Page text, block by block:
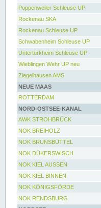
Poppenweiler Schleuse UP
Rockenau SKA
Rockenau Schleuse UP
Schwabenheim Schleuse UP
Untertürkheim Schleuse UP
Wieblingen Wehr UP neu
Ziegelhausen AMS
NEUE MAAS
ROTTERDAM
NORD-OSTSEE-KANAL
AWK STROHBRÜCK
NOK BREIHOLZ
NOK BRUNSBÜTTEL
NOK DÜKERSWISCH
NOK KIEL AUSSEN
NOK KIEL BINNEN
NOK KÖNIGSFÖRDE
NOK RENDSBURG